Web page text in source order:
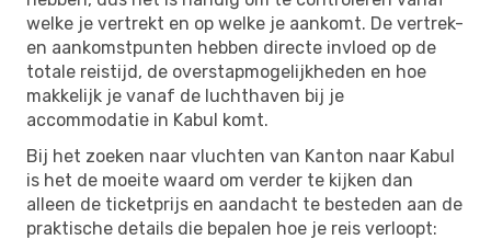
welke je vertrekt en op welke je aankomt. De vertrek-
en aankomstpunten hebben directe invloed op de
totale reistijd, de overstapmogelijkheden en hoe
makkelijk je vanaf de luchthaven bij je
accommodatie in Kabul komt.
Bij het zoeken naar vluchten van Kanton naar Kabul
is het de moeite waard om verder te kijken dan
alleen de ticketprijs en aandacht te besteden aan de
praktische details die bepalen hoe je reis verloopt: